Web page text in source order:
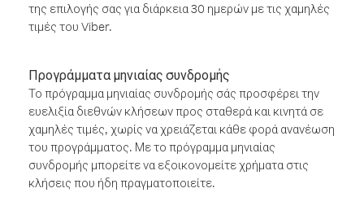
της επιλογής σας για διάρκεια 30 ημερών με τις χαμηλές
τιμές του Viber.
Προγράμματα μηνιαίας συνδρομής
Το πρόγραμμα μηνιαίας συνδρομής σάς προσφέρει την
ευελιξία διεθνών κλήσεων προς σταθερά και κινητά σε
χαμηλές τιμές, χωρίς να χρειάζεται κάθε φορά ανανέωση
του προγράμματος. Με το πρόγραμμα μηνιαίας
συνδρομής μπορείτε να εξοικονομείτε χρήματα στις
κλήσεις που ήδη πραγματοποιείτε.